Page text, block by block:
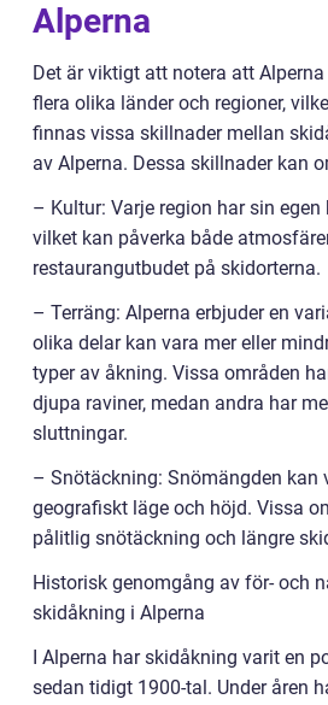
Alperna
Det är viktigt att notera att
flera olika länder och regioner,
finnas vissa skillnader mellan
av Alperna. Dessa skillnader kan
– Kultur: Varje region har sin
vilket kan påverka både
restaurangutbudet på skidorterna.
– Terräng: Alperna erbjuder en
olika delar kan vara mer eller
typer av åkning. Vissa områden
djupa raviner, medan andra har
sluttningar.
– Snötäckning: Snömängden kan
geografiskt läge och höjd. Vissa
pålitlig snötäckning och längre
Historisk genomgång av för- och
skidåkning i Alperna
I Alperna har skidåkning varit en
sedan tidigt 1900-tal. Under åren